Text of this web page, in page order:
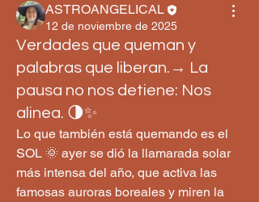
ASTROANGELICAL
12 de noviembre de 2025
Verdades que queman y
palabras que liberan.→ La
pausa no nos detiene: Nos
alinea. 🌗✨
Lo que también está quemando es el
SOL 🌞 ayer se dió la llamarada solar
más intensa del año, que activa las
famosas auroras boreales y miren la